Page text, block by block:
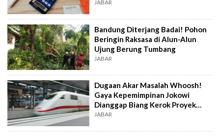
JABAR
Bandung Diterjang Badai! Pohon
Beringin Raksasa di Alun-Alun
Ujung Berung Tumbang
JABAR
Dugaan Akar Masalah Whoosh!
Gaya Kepemimpinan Jokowi
Dianggap Biang Kerok Proyek
Kereta Cepat
JABAR